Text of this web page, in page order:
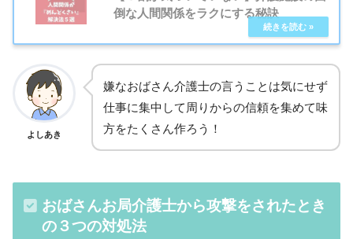
倒な人間関係をラクにする秘訣
よしあき
嫌なおばさん介護士の言うことは気にせず
仕事に集中して周りからの信頼を集めて味
方をたくさん作ろう！
おばさんお局介護士から攻撃をされたとき
の３つの対処法